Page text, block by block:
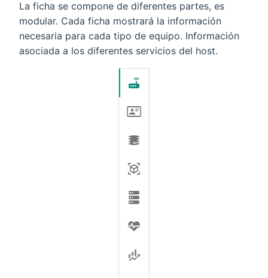
La ficha se compone de diferentes partes, es
modular. Cada ficha mostrará la información
necesaria para cada tipo de equipo. Información
asociada a los diferentes servicios del host.